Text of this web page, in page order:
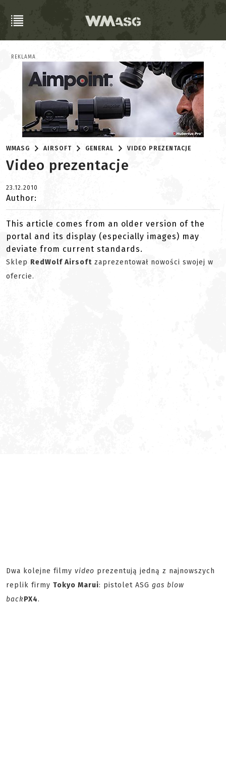
REKLAMA
WMASG AIRSOFT GENERAL VIDEO PREZENTACJE
Video prezentacje
23.12.2010
Author:
This article comes from an older version of the
portal and its display (especially images) may
deviate from current standards.
Sklep RedWolf Airsoft zaprezentował nowości swojej w
ofercie.
Dwa kolejne filmy video prezentują jedną z najnowszych
replik firmy Tokyo Marui: pistolet ASG gas blow
backPX4.